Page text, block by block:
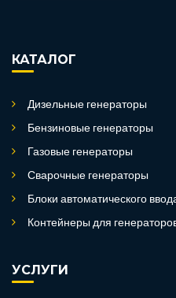
КАТАЛОГ
Дизельные генераторы
Бензиновые генераторы
Газовые генераторы
Сварочные генераторы
Блоки автоматического
Контейнеры для
УСЛУГИ